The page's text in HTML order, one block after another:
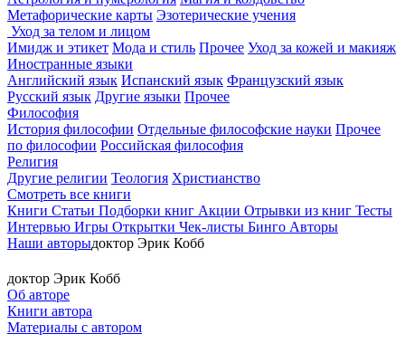
Метафорические карты Эзотерические учения
Уход за телом и лицом
Имидж и этикет Мода и стиль Прочее Уход за кожей и макияж
Иностранные языки
Английский язык Испанский язык Французский язык
Русский язык Другие языки Прочее
Философия
История философии Отдельные философские науки Прочее
по философии Российская философия
Религия
Другие религии Теология Христианство
Смотреть все книги
Книги Статьи Подборки книг Акции Отрывки из книг Тесты
Интервью Игры Открытки Чек-листы Бинго Авторы
Наши авторыдоктор Эрик Кобб
доктор Эрик Кобб
Об авторе
Книги автора
Материалы с автором